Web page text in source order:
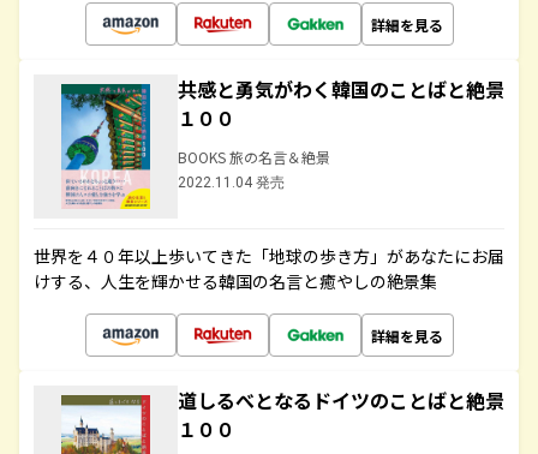
詳細を見る
共感と勇気がわく韓国のことばと絶景
１００
BOOKS 旅の名言＆絶景
2022.11.04 発売
世界を４０年以上歩いてきた「地球の歩き方」があなたにお届
けする、人生を輝かせる韓国の名言と癒やしの絶景集
詳細を見る
道しるべとなるドイツのことばと絶景
１００